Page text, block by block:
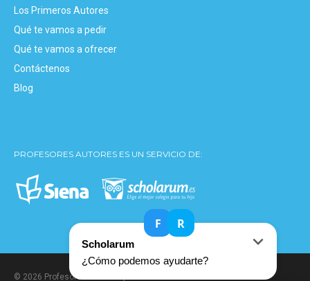
Los Primeros Autores
Qué te vamos a pedir
Qué te vamos a ofrecer
Contáctenos
Blog
PROFESORES AUTORES ES UN SERVICIO DE:
© 2026 Profesores Autores. | Todos los derechos